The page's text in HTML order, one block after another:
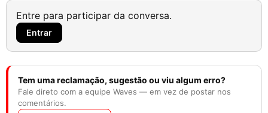
Entre para participar da conversa.
Entrar
Tem uma reclamação, sugestão ou viu algum erro?
Fale direto com a equipe Waves — em vez de postar nos
comentários.